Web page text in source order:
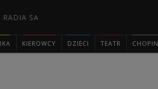
RADIA SA
KIEROWCY DZIECI TEATR CHOPIN